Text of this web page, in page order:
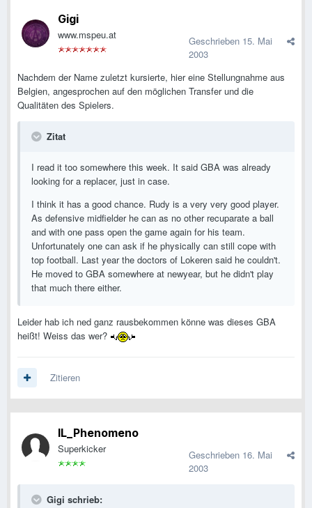
Gigi
www.mspeu.at Geschrieben 15. Mai
2003
Nachdem der Name zuletzt kursierte, hier eine Stellungnahme aus
Belgien, angesprochen auf den möglichen Transfer und die
Qualitäten des Spielers.
Zitat
I read it too somewhere this week. It said GBA was already
looking for a replacer, just in case.
I think it has a good chance. Rudy is a very very good player.
As defensive midfielder he can as no other recuparate a ball
and with one pass open the game again for his team.
Unfortunately one can ask if he physically can still cope with
top football. Last year the doctors of Lokeren said he couldn't.
He moved to GBA somewhere at newyear, but he didn't play
that much there either.
Leider hab ich ned ganz rausbekommen könne was dieses GBA
heißt! Weiss das wer?
Zitieren
IL_Phenomeno
Superkicker Geschrieben 16. Mai
2003
Gigi schrieb: